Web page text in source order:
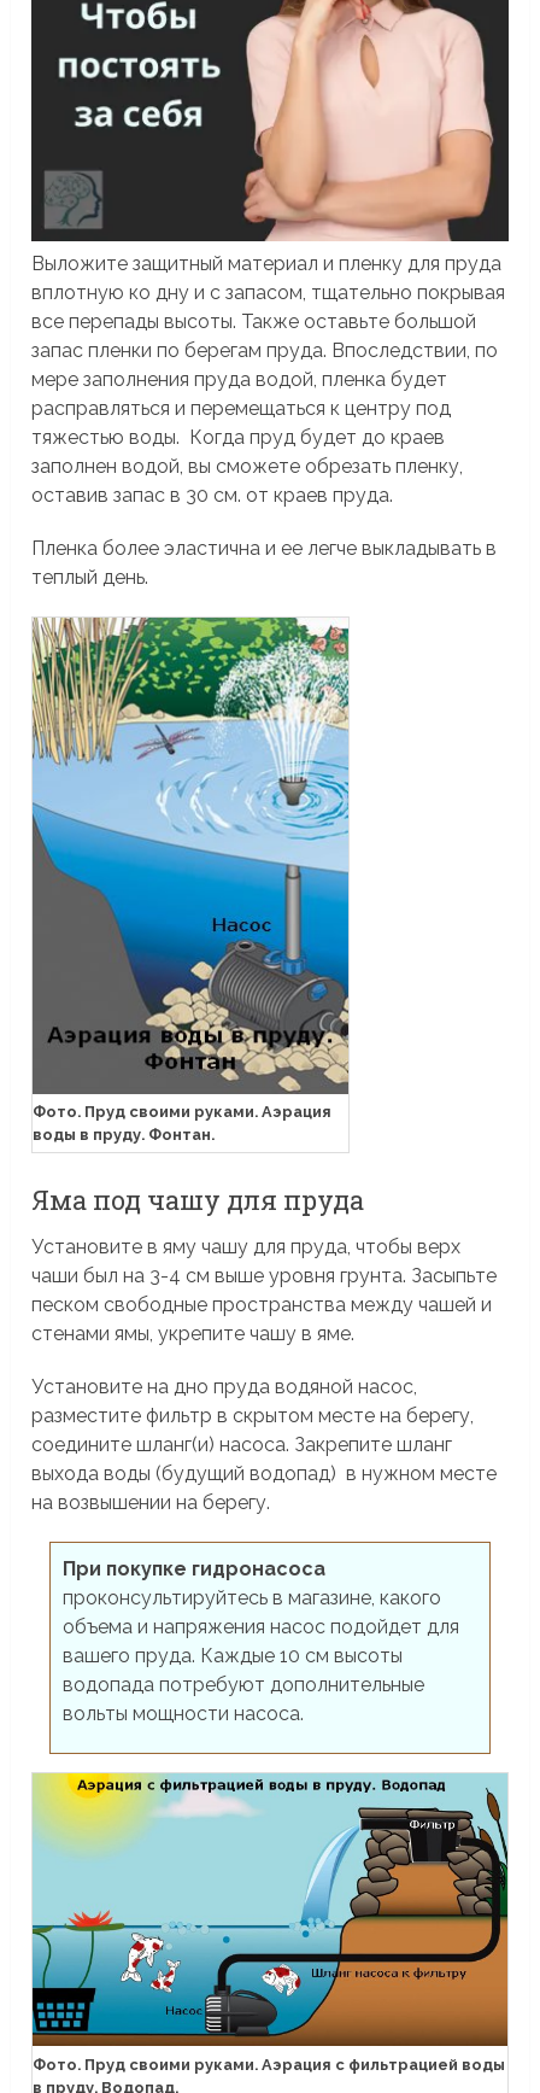
Выложите защитный материал и пленку для пруда
вплотную ко дну и с запасом, тщательно покрывая
все перепады высоты. Также оставьте большой
запас пленки по берегам пруда. Впоследствии, по
мере заполнения пруда водой, пленка будет
расправляться и перемещаться к центру под
тяжестью воды. Когда пруд будет до краев
заполнен водой, вы сможете обрезать пленку,
оставив запас в 30 см. от краев пруда.
Пленка более эластична и ее легче выкладывать в
теплый день.
Фото. Пруд своими руками. Аэрация
воды в пруду. Фонтан.
Яма под чашу для пруда
Установите в яму чашу для пруда, чтобы верх
чаши был на 3-4 см выше уровня грунта. Засыпьте
песком свободные пространства между чашей и
стенами ямы, укрепите чашу в яме.
Установите на дно пруда водяной насос,
разместите фильтр в скрытом месте на берегу,
соедините шланг(и) насоса. Закрепите шланг
выхода воды (будущий водопад) в нужном месте
на возвышении на берегу.
При покупке гидронасоса
проконсультируйтесь в магазине, какого
объема и напряжения насос подойдет для
вашего пруда. Каждые 10 см высоты
водопада потребуют дополнительные
вольты мощности насоса.
Фото. Пруд своими руками. Аэрация с фильтрацией воды
в пруду. Водопад.